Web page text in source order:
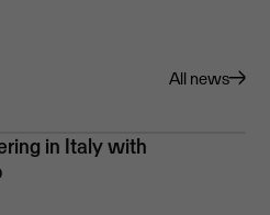
All news
in Italy with